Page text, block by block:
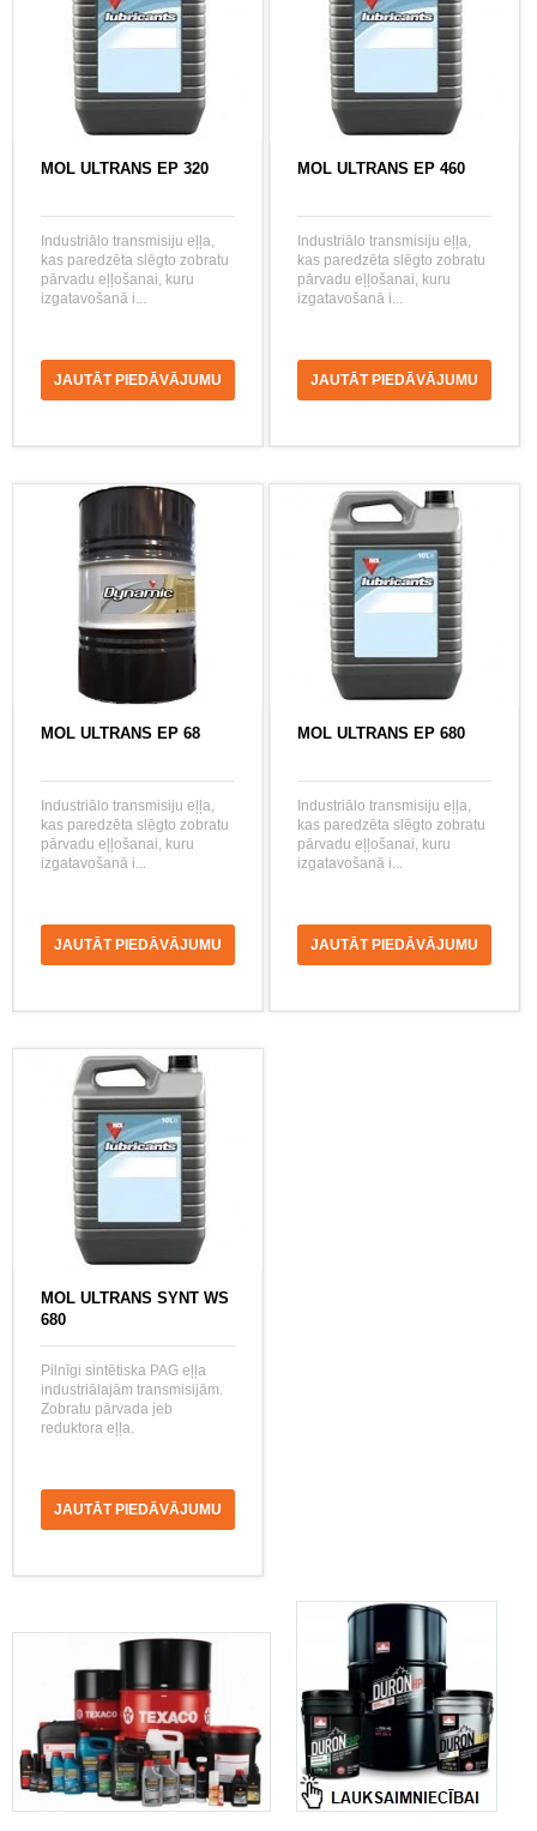
MOL ULTRANS EP 320
Industriālo transmisiju eļļa,
kas paredzēta slēgto zobratu
pārvadu eļļošanai, kuru
izgatavošanā i...
JAUTĀT PIEDĀVĀJUMU
MOL ULTRANS EP 460
Industriālo transmisiju eļļa,
kas paredzēta slēgto zobratu
pārvadu eļļošanai, kuru
izgatavošanā i...
JAUTĀT PIEDĀVĀJUMU
MOL ULTRANS EP 68
Industriālo transmisiju eļļa,
kas paredzēta slēgto zobratu
pārvadu eļļošanai, kuru
izgatavošanā i...
JAUTĀT PIEDĀVĀJUMU
MOL ULTRANS EP 680
Industriālo transmisiju eļļa,
kas paredzēta slēgto zobratu
pārvadu eļļošanai, kuru
izgatavošanā i...
JAUTĀT PIEDĀVĀJUMU
MOL ULTRANS SYNT WS
680
Pilnīgi sintētiska PAG eļļa
industriālajām transmisijām.
Zobratu pārvada jeb
reduktora eļļa.
JAUTĀT PIEDĀVĀJUMU